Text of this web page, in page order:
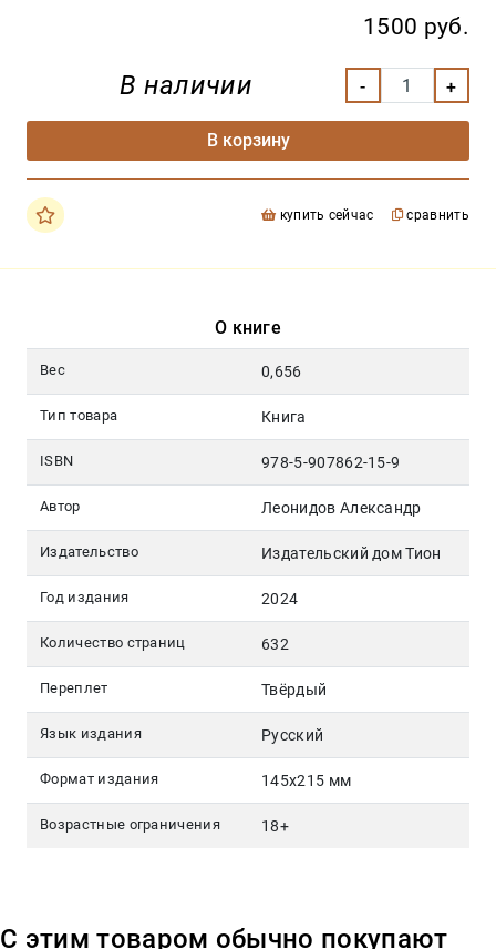
1500 руб.
В наличии
В корзину
купить сейчас сравнить
О книге
Вес 0,656
Тип товара Книга
ISBN 978-5-907862-15-9
Автор Леонидов Александр
Издательство Издательский дом Тион
Год издания 2024
Количество страниц 632
Переплет Твёрдый
Язык издания Русский
Формат издания 145x215 мм
Возрастные ограничения 18+
С этим товаром обычно покупают